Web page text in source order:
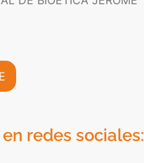
redes sociales: